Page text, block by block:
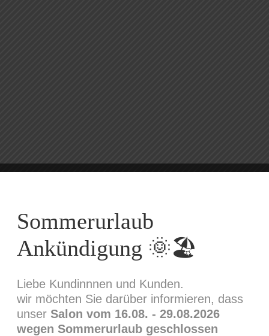
Sommerurlaub
Ankündigung 🌞🏖️
Liebe Kundinnnen und Kunden.
wir möchten Sie darüber informieren, dass
unser Salon vom 16.08. - 29.08.2026
wegen Sommerurlaub geschlossen